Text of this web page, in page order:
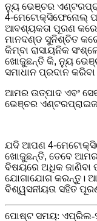
ନ୍ୟୁ ଭେଞ୍ଚର
4-ମେଟୋକ୍ସିଫେନୋଲ୍
ଆବଶ୍ୟକତା ପୂରଣ କରେ,
ମାନଦଣ୍ଡ ସୁନିଶ୍ଚିତ
କିମ୍ବା ରାସାୟନିକ
ଖୋଜୁଛନ୍ତି କି, ନ୍ୟୁ
ସମାଧାନ ପ୍ରଦାନ କରିବା
ଆମର ଉତ୍ପାଦ ଏବଂ
ଭେଞ୍ଚର
ଯଦି ଆପଣ 4-
ଖୋଜୁଛନ୍ତି, ତେବେ ଆମର
ବିଷୟରେ ଅଧିକ ଜାଣିବା
ଯୋଗାଯୋଗ କରନ୍ତୁ।
ବିଶ୍ୱସନୀୟତା ସହିତ
ପୋଷ୍ଟ ସମୟ: ଏପ୍ରିଲ-